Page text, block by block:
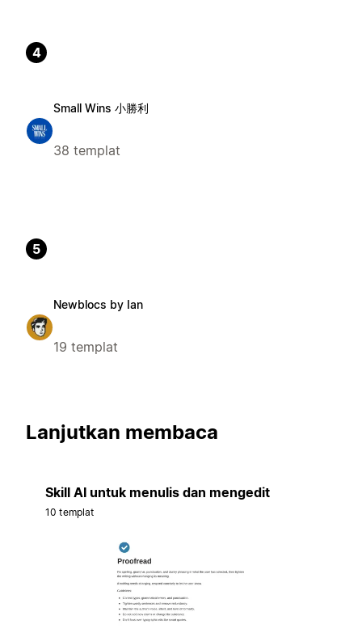
4
Small Wins 小勝利
38 templat
5
Newblocs by Ian
19 templat
Lanjutkan membaca
Skill AI untuk menulis dan mengedit
10 templat